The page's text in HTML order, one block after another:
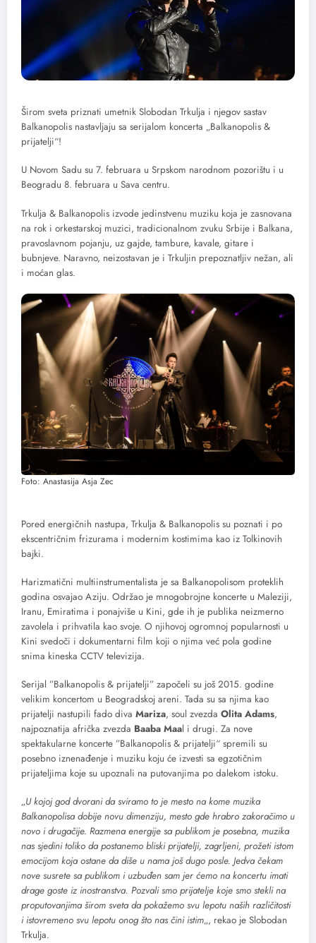
Širom sveta priznati umetnik Slobodan Trkulja i njegov sastav
Balkanopolis nastavljaju sa serijalom koncerta „Balkanopolis &
prijatelji“!
U Novom Sadu su 7. februara u Srpskom narodnom pozorištu i u
Beogradu 8. februara u Sava centru.
Trkulja & Balkanopolis izvode jedinstvenu muziku koja je zasnovana
na rok i orkestarskoj muzici, tradicionalnom zvuku Srbije i Balkana,
pravoslavnom pojanju, uz gajde, tambure, kavale, gitare i
bubnjeve. Naravno, neizostavan je i Trkuljin prepoznatljiv nežan, ali
i moćan glas.
Foto: Anastasija Asja Zec
Pored energičnih nastupa, Trkulja & Balkanopolis su poznati i po
ekscentričnim frizurama i modernim kostimima kao iz Tolkinovih
bajki.
Harizmatični multiinstrumentalista je sa Balkanopolisom proteklih
godina osvajao Aziju. Održao je mnogobrojne koncerte u Maleziji,
Iranu, Emiratima i ponajviše u Kini, gde ih je publika neizmerno
zavolela i prihvatila kao svoje. O njihovoj ogromnoj popularnosti u
Kini svedoči i dokumentarni film koji o njima već pola godine
snima kineska CCTV televizija.
Serijal ”Balkanopolis & prijatelji” započeli su još 2015. godine
velikim koncertom u Beogradskoj areni. Tada su sa njima kao
prijatelji nastupili fado diva Mariza, soul zvezda Olita Adams,
najpoznatija afrička zvezda Baaba Maal i drugi. Za nove
spektakularne koncerte ”Balkanopolis & prijatelji“ spremili su
posebno iznenađenje i muziku koju će izvesti sa egzotičnim
prijateljima koje su upoznali na putovanjima po dalekom istoku.
„U kojoj god dvorani da sviramo to je mesto na kome muzika
Balkanopolisa dobije novu dimenziju, mesto gde hrabro zakoračimo u
novo i drugačije. Razmena energije sa publikom je posebna, muzika
nas sjedini toliko da postanemo bliski prijatelji, zagrljeni, prožeti istom
emocijom koja ostane da diše u nama još dugo posle. Jedva čekam
nove susrete sa publikom i uzbuđen sam jer ćemo na koncertu imati
drage goste iz inostranstva. Pozvali smo prijatelje koje smo stekli na
proputovanjima širom sveta da pokažemo svu lepotu naših različitosti
i istovremeno svu lepotu onog što nas čini istim„, rekao je Slobodan
Trkulja.